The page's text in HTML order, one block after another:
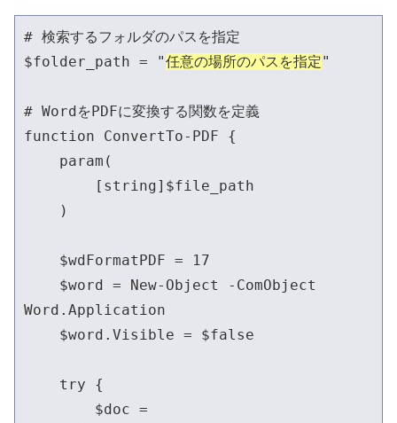
# 検索するフォルダのパスを指定
$folder_path = "任意の場所のパスを指定"
# WordをPDFに変換する関数を定義
function ConvertTo-PDF {
Word.Application